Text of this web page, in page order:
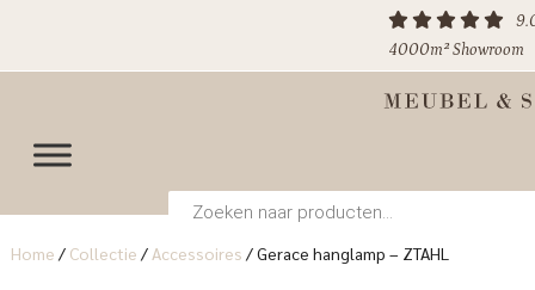
4000m² Showroom
Producten
zoeken
Home / Collectie / Accessoires /Gerace hanglamp – ZTAHL